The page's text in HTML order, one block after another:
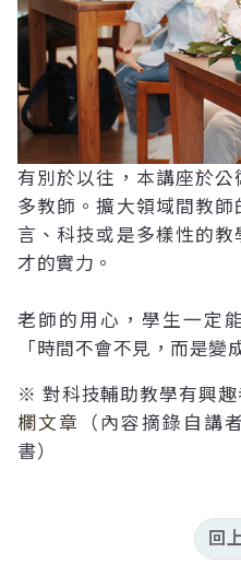
有別於以往，本講座於
多教師。擴大領域間教
言、科技或是多樣性的
才的實力。
老師的用心，學生一定
「時間不會不見，而是變
※ 對科技輔助教學有興
欄文章
（內容摘錄自講
書）
回